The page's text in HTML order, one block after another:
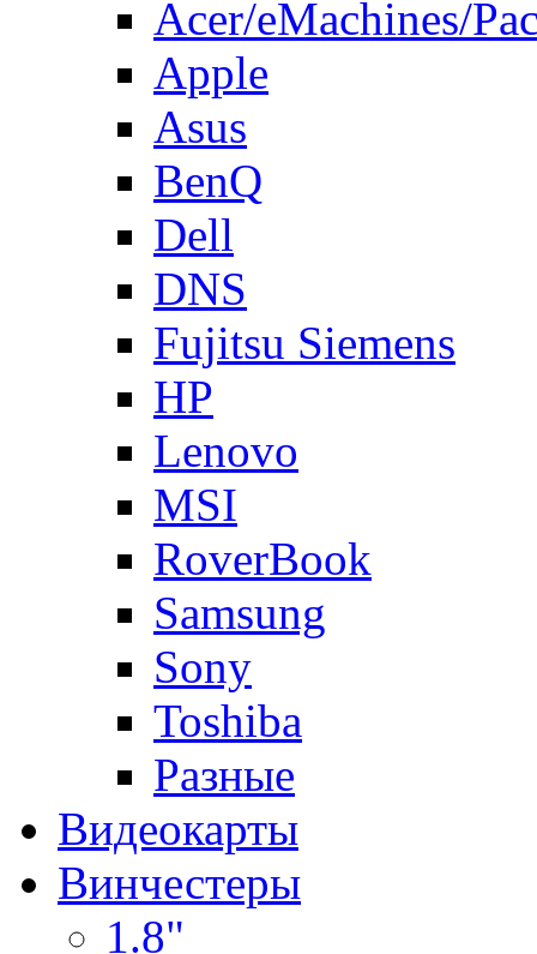
Acer/eMachines/
Apple
Asus
BenQ
Dell
DNS
Fujitsu Siemens
HP
Lenovo
MSI
RoverBook
Samsung
Sony
Toshiba
Разные
Видеокарты
Винчестеры
1.8"